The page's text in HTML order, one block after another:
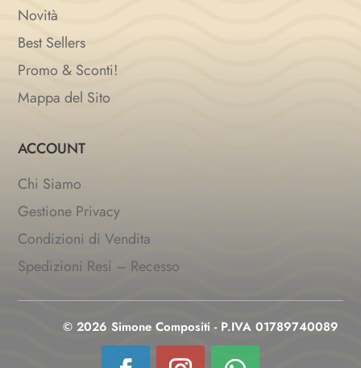
Novità
Best Sellers
Promo & Sconti!
Mappa del Sito
ACCOUNT
Chi Siamo
Gestione Privacy
Condizioni di Vendita
Spedizioni Resi – Recesso
© 2026 Simone Compositi - P.IVA 01789740089